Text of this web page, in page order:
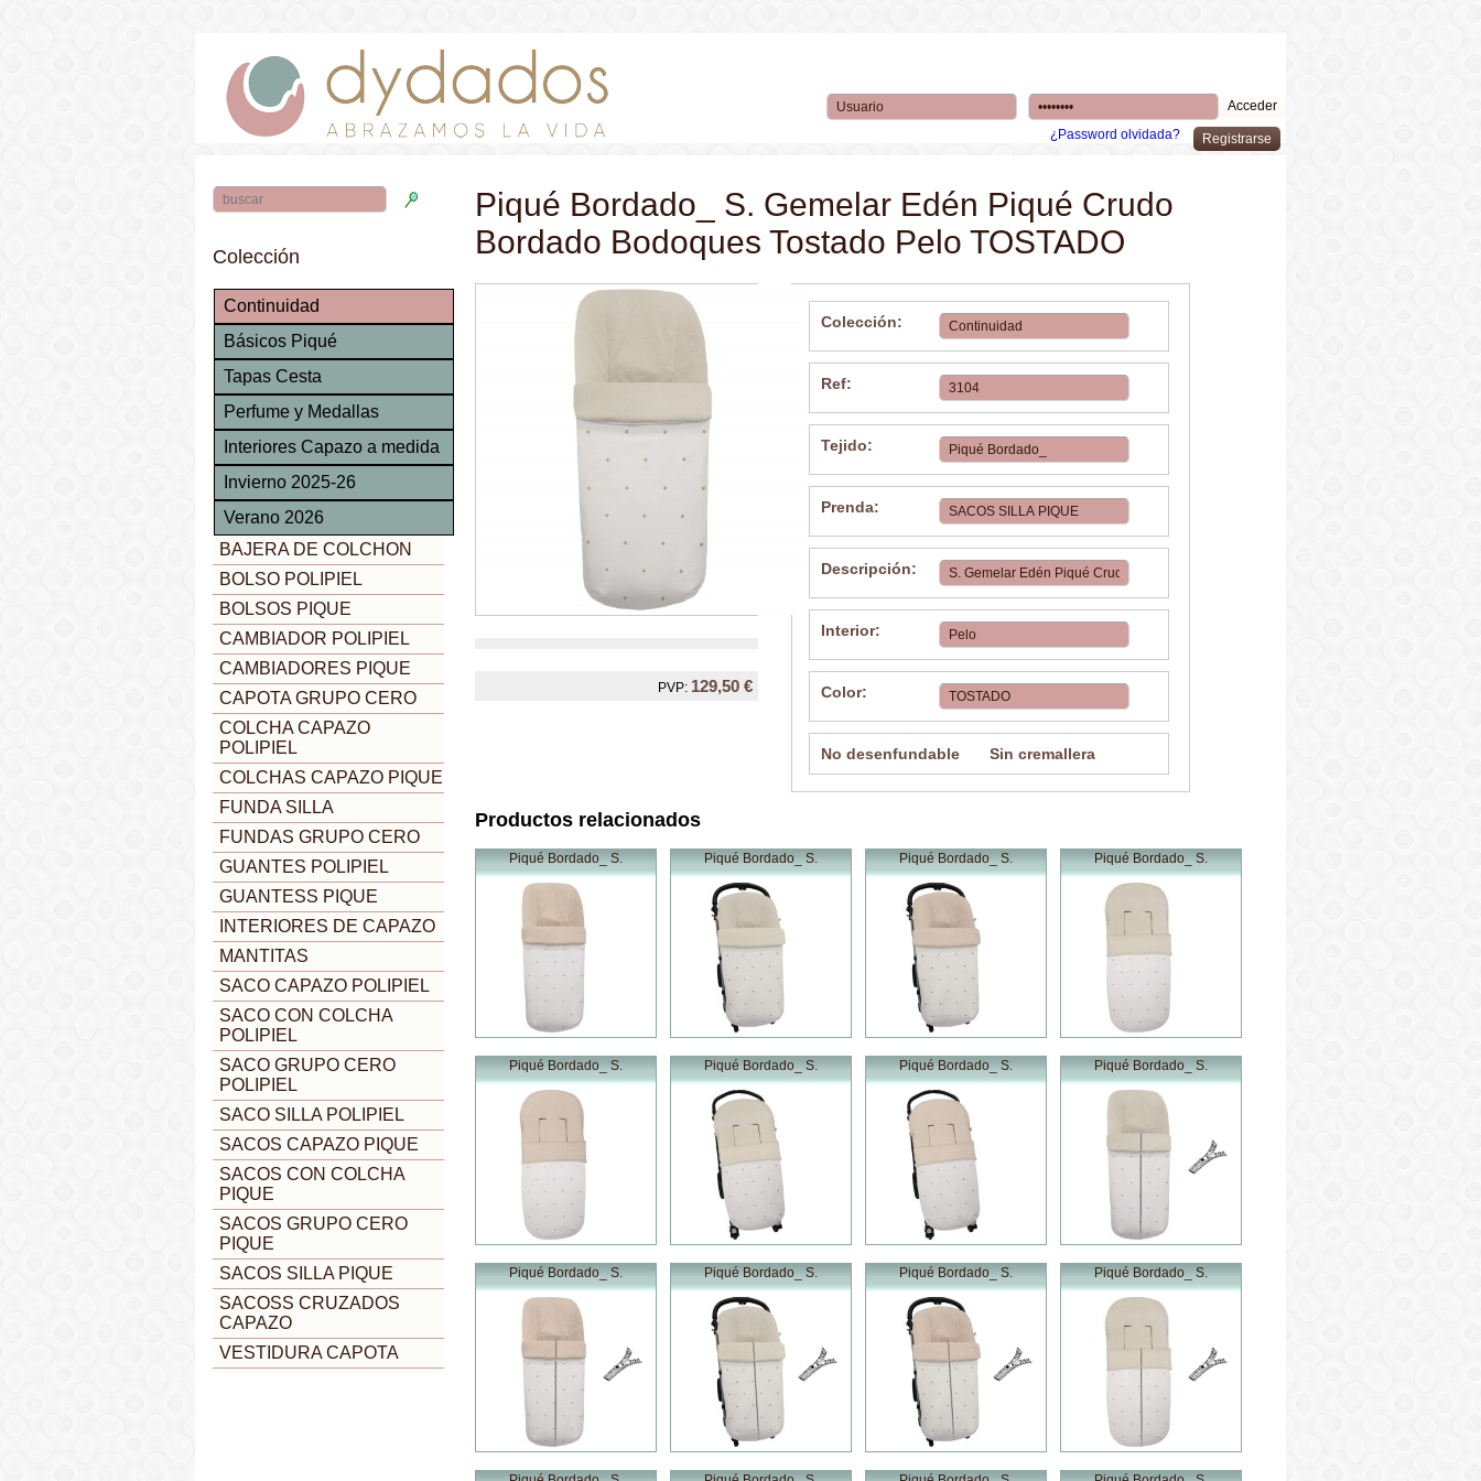
¿Password olvidada?
Colección
Continuidad
Básicos Piqué
Tapas Cesta
Perfume y Medallas
Interiores Capazo a medida
Invierno 2025-26
Verano 2026
BAJERA DE COLCHON
BOLSO POLIPIEL
BOLSOS PIQUE
CAMBIADOR POLIPIEL
CAMBIADORES PIQUE
CAPOTA GRUPO CERO
COLCHA CAPAZO
POLIPIEL
COLCHAS CAPAZO PIQUE
FUNDA SILLA
FUNDAS GRUPO CERO
GUANTES POLIPIEL
GUANTESS PIQUE
INTERIORES DE CAPAZO
MANTITAS
SACO CAPAZO POLIPIEL
SACO CON COLCHA
POLIPIEL
SACO GRUPO CERO
POLIPIEL
SACO SILLA POLIPIEL
SACOS CAPAZO PIQUE
SACOS CON COLCHA
PIQUE
SACOS GRUPO CERO
PIQUE
SACOS SILLA PIQUE
SACOSS CRUZADOS
CAPAZO
VESTIDURA CAPOTA
Piqué Bordado_ S. Gemelar Edén Piqué Crudo
Bordado Bodoques Tostado Pelo TOSTADO
PVP: 129,50 €
Colección:
Ref:
Tejido:
Prenda:
Descripción:
Interior:
Color:
No desenfundable Sin cremallera
Productos relacionados
Piqué Bordado_ S. Piqué Bordado_ S. Piqué Bordado_ S. Piqué Bordado_ S.
Piqué Bordado_ S. Piqué Bordado_ S. Piqué Bordado_ S. Piqué Bordado_ S.
Piqué Bordado_ S. Piqué Bordado_ S. Piqué Bordado_ S. Piqué Bordado_ S.